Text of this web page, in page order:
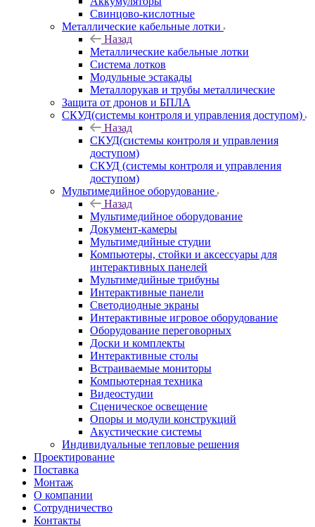
Свинцово-кислотные
Металлические кабельные лотки
Назад
Металлические кабельные лотки
Система лотков
Модульные эстакады
Металлорукав и трубы металлические
Защита от дронов и БПЛА
СКУД(системы контроля и управления доступом)
Назад
СКУД(системы контроля и управления
доступом)
СКУД (системы контроля и управления
доступом)
Мультимедийное оборудование
Назад
Мультимедийное оборудование
Документ-камеры
Мультимедийные студии
Компьютеры, стойки и аксессуары для
интерактивных панелей
Мультимедийные трибуны
Интерактивные панели
Светодиодные экраны
Интерактивные игровое оборудование
Оборудование переговорных
Доски и комплекты
Интерактивные столы
Встраиваемые мониторы
Компьютерная техника
Видеостудии
Cценическое освещение
Опоры и модули конструкций
Акустические системы
Индивидуальные тепловые решения
Проектирование
Поставка
Монтаж
О компании
Сотрудничество
Контакты